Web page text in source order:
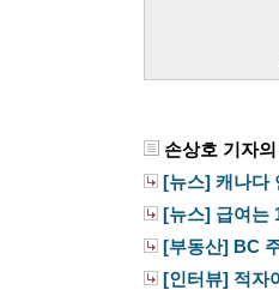
손상호 기자
[뉴스] 캐나다
[뉴스] 급여는
[부동산] BC
[인터뷰] 적자